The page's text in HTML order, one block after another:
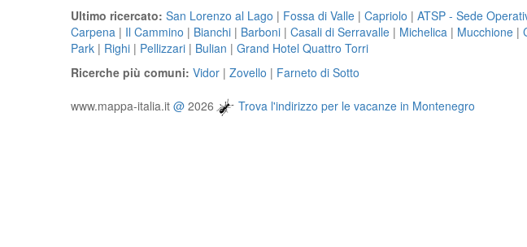
Ultimo ricercato: San Lorenzo al Lago | Fossa di Valle | Capriolo | ATSP - Sede
Carpena | Il Cammino | Bianchi | Barboni | Casali di Serravalle | Michelica | Mucchione |
Park | Righi | Pellizzari | Bulian | Grand Hotel Quattro Torri
Ricerche più comuni: Vidor | Zovello | Farneto di Sotto
www.mappa-italia.it @ 2026 Trova l'indirizzo per le vacanze in Montenegro